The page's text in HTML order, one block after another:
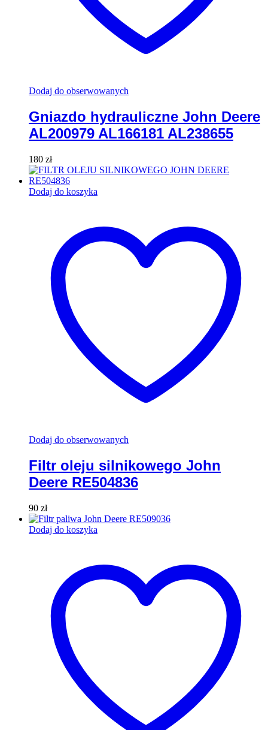
Dodaj do obserwowanych
Gniazdo hydrauliczne John Deere
AL200979 AL166181 AL238655
180 zł
Dodaj do koszyka
Dodaj do obserwowanych
Filtr oleju silnikowego John
Deere RE504836
90 zł
Dodaj do koszyka